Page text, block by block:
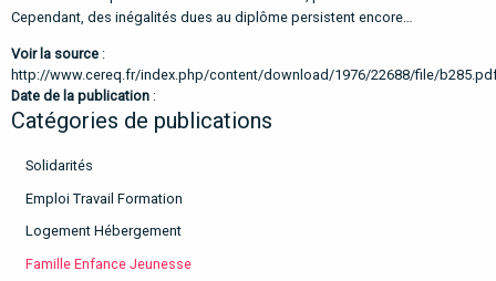
Cependant, des inégalités dues au diplôme persistent encore…
Voir la source :
http://www.cereq.fr/index.php/content/download/1976/22688/file/
Date de la publication :
Catégories de publications
Solidarités
Emploi Travail Formation
Logement Hébergement
Famille Enfance Jeunesse